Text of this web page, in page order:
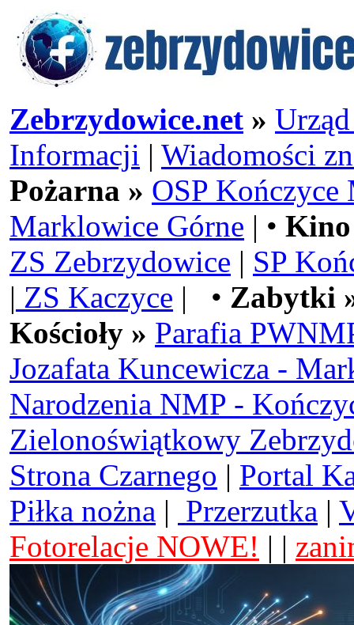
Zebrzydowice.net »
Informacji | Wiadomości
Pożarna » OSP Kończyce
Marklowice Górne | •
ZS Zebrzydowice | SP
| ZS Kaczyce | • Zabytki
Kościoły » Parafia
Jozafata Kuncewicza -
Narodzenia NMP -
Zielonoświątkowy
Strona Czarnego | Portal
Piłka nożna | Przerzutka |
Fotorelacje NOWE! | |